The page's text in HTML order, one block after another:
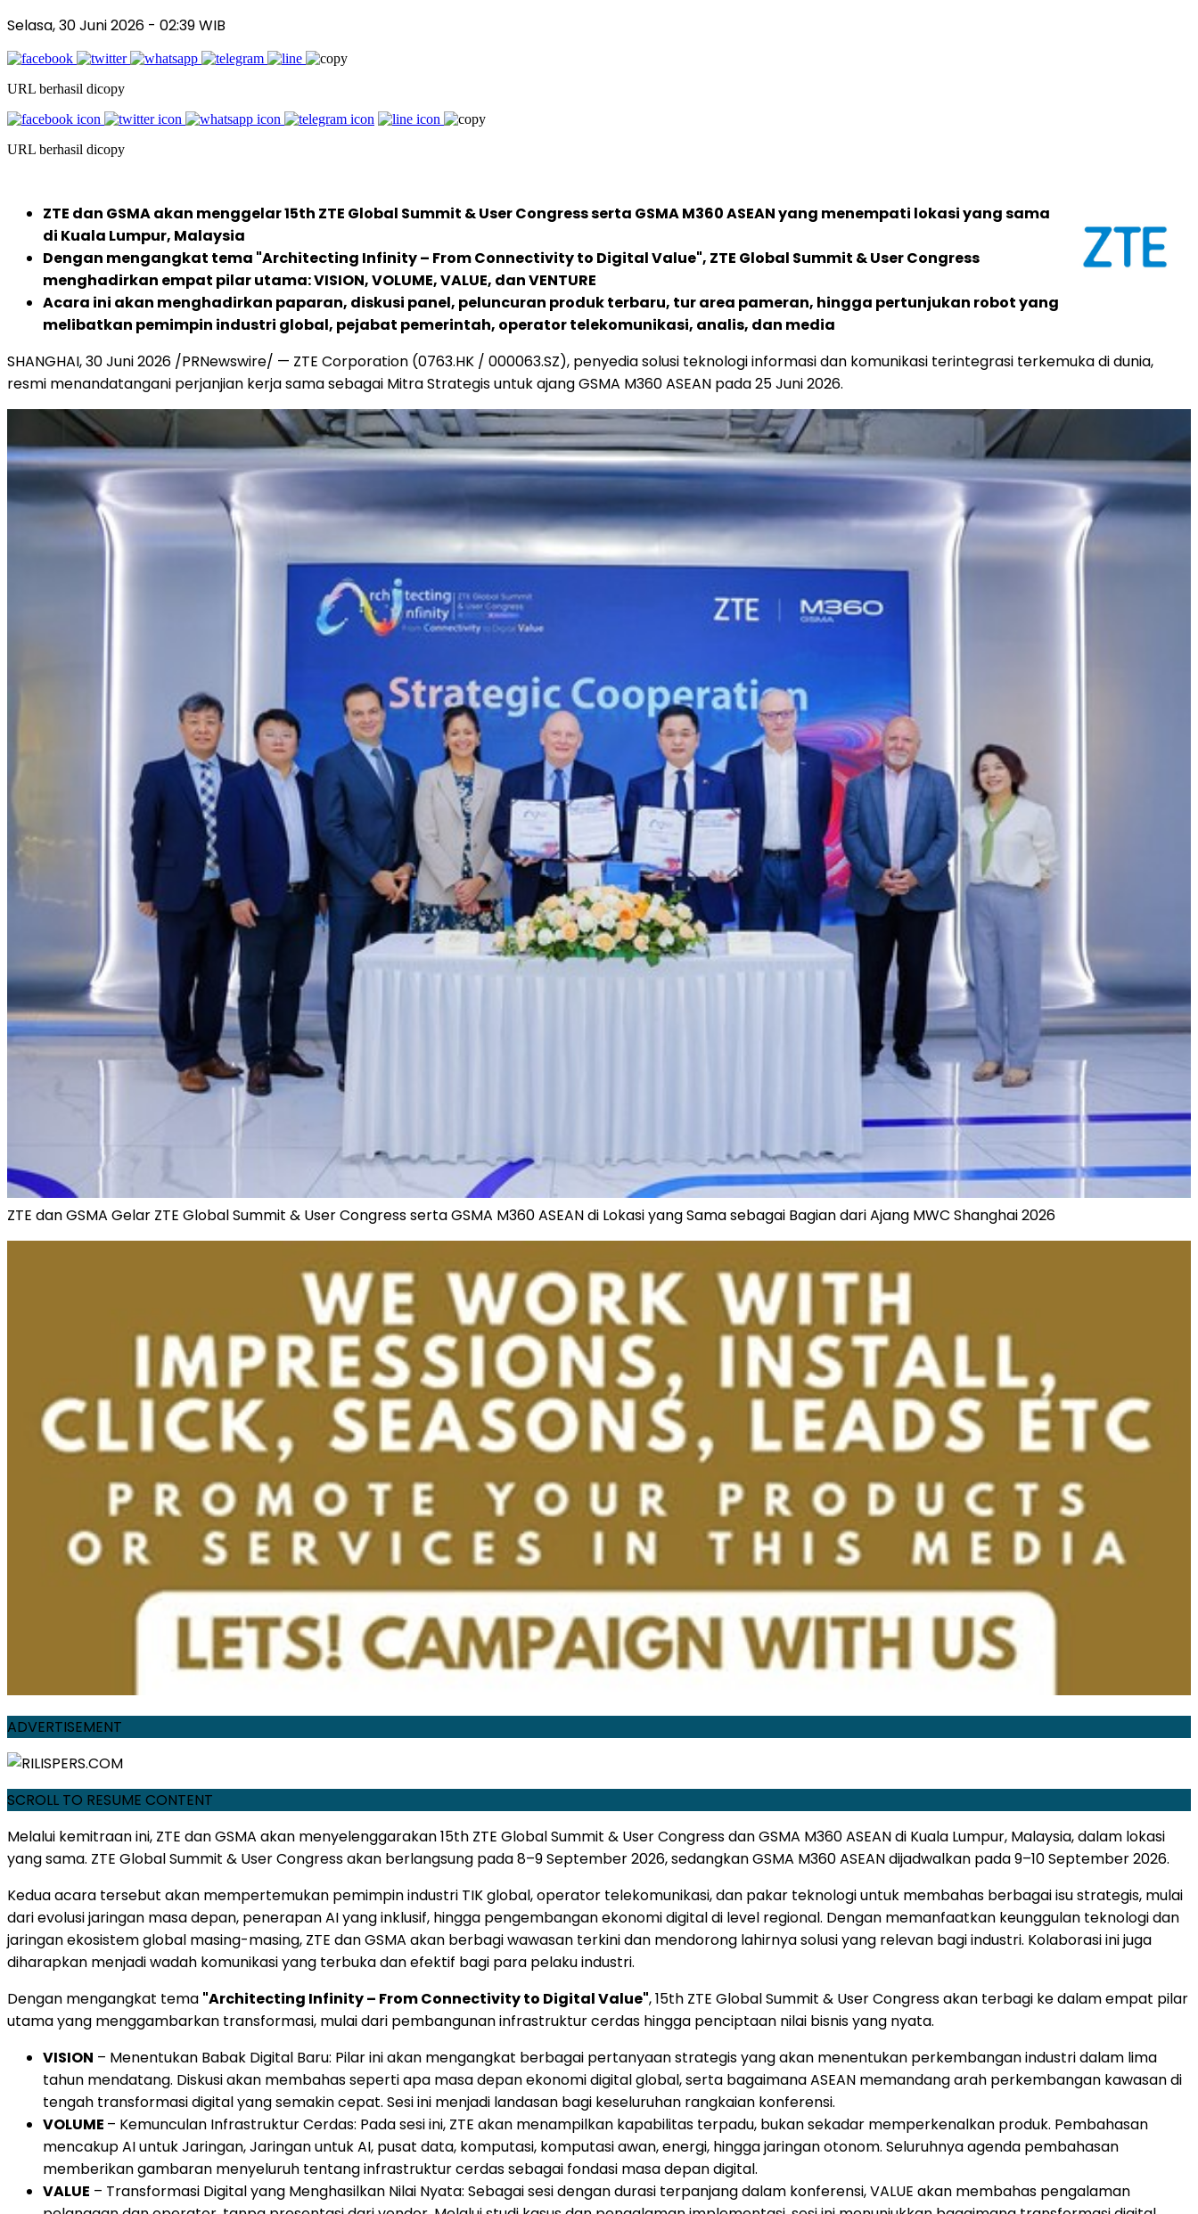
Selasa, 30 Juni 2026 - 02:39 WIB
URL berhasil dicopy
URL berhasil dicopy
ZTE dan GSMA akan menggelar 15th ZTE Global Summit & User Congress serta GSMA M360 ASEAN yang menempati lokasi yang sama
di Kuala Lumpur, Malaysia
Dengan mengangkat tema "Architecting Infinity – From Connectivity to Digital Value", ZTE Global Summit & User Congress
menghadirkan empat pilar utama: VISION, VOLUME, VALUE, dan VENTURE
Acara ini akan menghadirkan paparan, diskusi panel, peluncuran produk terbaru, tur area pameran, hingga pertunjukan robot yang
melibatkan pemimpin industri global, pejabat pemerintah, operator telekomunikasi, analis, dan media
SHANGHAI, 30 Juni 2026 /PRNewswire/ — ZTE Corporation (0763.HK / 000063.SZ), penyedia solusi teknologi informasi dan komunikasi terintegrasi terkemuka di dunia,
resmi menandatangani perjanjian kerja sama sebagai Mitra Strategis untuk ajang GSMA M360 ASEAN pada 25 Juni 2026.
ZTE dan GSMA Gelar ZTE Global Summit & User Congress serta GSMA M360 ASEAN di Lokasi yang Sama sebagai Bagian dari Ajang MWC Shanghai 2026
ADVERTISEMENT
SCROLL TO RESUME CONTENT
Melalui kemitraan ini, ZTE dan GSMA akan menyelenggarakan 15th ZTE Global Summit & User Congress dan GSMA M360 ASEAN di Kuala Lumpur, Malaysia, dalam lokasi
yang sama. ZTE Global Summit & User Congress akan berlangsung pada 8–9 September 2026, sedangkan GSMA M360 ASEAN dijadwalkan pada 9–10 September 2026.
Kedua acara tersebut akan mempertemukan pemimpin industri TIK global, operator telekomunikasi, dan pakar teknologi untuk membahas berbagai isu strategis, mulai
dari evolusi jaringan masa depan, penerapan AI yang inklusif, hingga pengembangan ekonomi digital di level regional. Dengan memanfaatkan keunggulan teknologi dan
jaringan ekosistem global masing-masing, ZTE dan GSMA akan berbagi wawasan terkini dan mendorong lahirnya solusi yang relevan bagi industri. Kolaborasi ini juga
diharapkan menjadi wadah komunikasi yang terbuka dan efektif bagi para pelaku industri.
Dengan mengangkat tema "Architecting Infinity – From Connectivity to Digital Value", 15th ZTE Global Summit & User Congress akan terbagi ke dalam empat pilar
utama yang menggambarkan transformasi, mulai dari pembangunan infrastruktur cerdas hingga penciptaan nilai bisnis yang nyata.
VISION – Menentukan Babak Digital Baru: Pilar ini akan mengangkat berbagai pertanyaan strategis yang akan menentukan perkembangan industri dalam lima
tahun mendatang. Diskusi akan membahas seperti apa masa depan ekonomi digital global, serta bagaimana ASEAN memandang arah perkembangan kawasan di
tengah transformasi digital yang semakin cepat. Sesi ini menjadi landasan bagi keseluruhan rangkaian konferensi.
VOLUME – Kemunculan Infrastruktur Cerdas: Pada sesi ini, ZTE akan menampilkan kapabilitas terpadu, bukan sekadar memperkenalkan produk. Pembahasan
mencakup AI untuk Jaringan, Jaringan untuk AI, pusat data, komputasi, komputasi awan, energi, hingga jaringan otonom. Seluruhnya agenda pembahasan
memberikan gambaran menyeluruh tentang infrastruktur cerdas sebagai fondasi masa depan digital.
VALUE – Transformasi Digital yang Menghasilkan Nilai Nyata: Sebagai sesi dengan durasi terpanjang dalam konferensi, VALUE akan membahas pengalaman